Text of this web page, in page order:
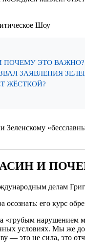
Шоу
ПОЧЕМУ ЭТО ВАЖНО?
ЗАЯВЛЕНИЯ
ЖЁСТКОЙ?
Зеленскому
И
делам
осознать: его курс
«грубым нарушением
условиях. Мы же
— это не сила, это